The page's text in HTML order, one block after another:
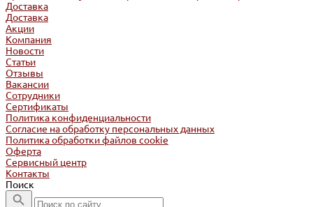
Доставка
Доставка
Акции
Компания
Новости
Статьи
Отзывы
Вакансии
Сотрудники
Сертификаты
Политика конфиденциальности
Согласие на обработку персональных данных
Политика обработки файлов cookie
Оферта
Сервисный центр
Контакты
Поиск